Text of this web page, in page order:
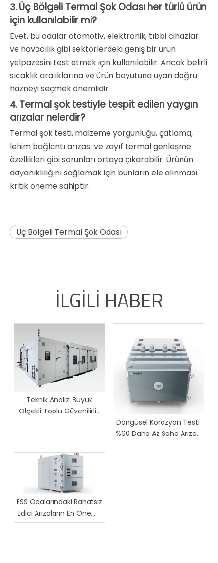
3. Üç Bölgeli Termal Şok Odası her türlü ürün
için kullanılabilir mi?
Evet, bu odalar otomotiv, elektronik, tıbbi cihazlar
ve havacılık gibi sektörlerdeki geniş bir ürün
yelpazesini test etmek için kullanılabilir. Ancak belirli
sıcaklık aralıklarına ve ürün boyutuna uyan doğru
hazneyi seçmek önemlidir.
4. Termal şok testiyle tespit edilen yaygın
arızalar nelerdir?
Termal şok testi, malzeme yorgunluğu, çatlama,
lehim bağlantı arızası ve zayıf termal genleşme
özellikleri gibi sorunları ortaya çıkarabilir. Ürünün
dayanıklılığını sağlamak için bunların ele alınması
kritik öneme sahiptir.
Üç Bölgeli Termal Şok Odası
İLGİLİ HABER
Teknik Analiz: Büyük
Ölçekli Toplu Güvenilirlik
Döngüsel Korozyon Testi:
%60 Daha Az Saha Arızası
Nasıl Elde Edilir
ESS Odalarındaki Rahatsız
Edici Arızaların En Önemli
5 Sebebi (Ve Danble